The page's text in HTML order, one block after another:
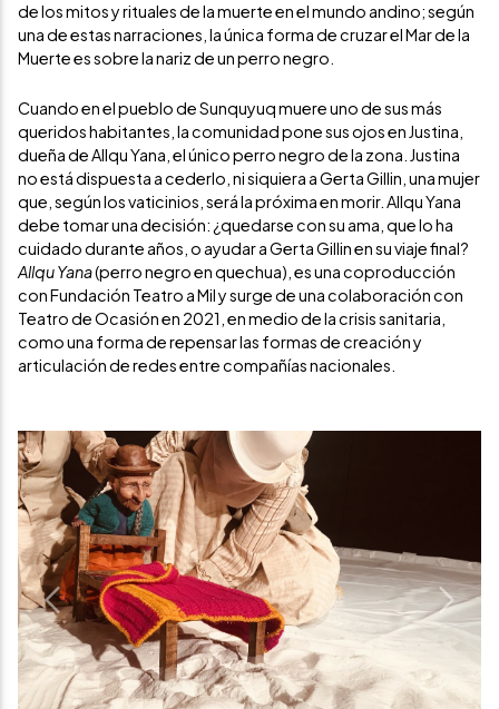
de los mitos y rituales de la muerte en el mundo andino; según
una de estas narraciones, la única forma de cruzar el Mar de la
Muerte es sobre la nariz de un perro negro.
Cuando en el pueblo de Sunquyuq muere uno de sus más
queridos habitantes, la comunidad pone sus ojos en Justina,
dueña de Allqu Yana, el único perro negro de la zona. Justina
no está dispuesta a cederlo, ni siquiera a Gerta Gillin, una mujer
que, según los vaticinios, será la próxima en morir. Allqu Yana
debe tomar una decisión: ¿quedarse con su ama, que lo ha
cuidado durante años, o ayudar a Gerta Gillin en su viaje final?
Allqu Yana(perro negro en quechua), es una coproducción
con Fundación Teatro a Mil y surge de una colaboración con
Teatro de Ocasión en 2021, en medio de la crisis sanitaria,
como una forma de repensar las formas de creación y
articulación de redes entre compañías nacionales.
Previous Next